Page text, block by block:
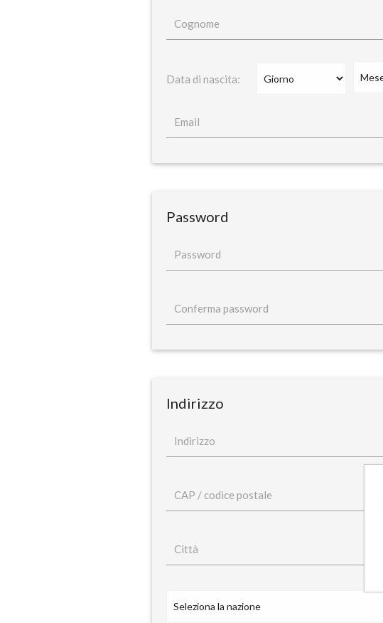
Cognome
Data di nascita:
Email
Password
Password
Conferma password
Indirizzo
Indirizzo
CAP / codice postale
Città
Nazione